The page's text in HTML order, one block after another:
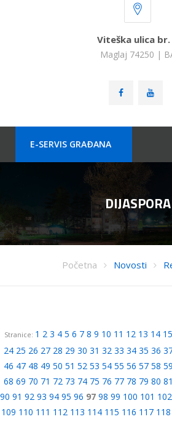
Viteška ulica br.
Maglaj 74250 |
E-SERVIS GRAÐANA
DIJASPORA
Početna Novosti
Stranice: 1 2 3 4 5 6 7 8 9 10 11 12 13 14 15
24 25 26 27 28 29 30 31 32 33 34 35 36
46 47 48 49 50 51 52 53 54 55 56 57 58 59
68 69 70 71 72 73 74 75 76 77 78 79 80 81
90 91 92 93 94 95 96 97 98 99 100 101 102
109 110 111 112 113 114 115 116 117 118